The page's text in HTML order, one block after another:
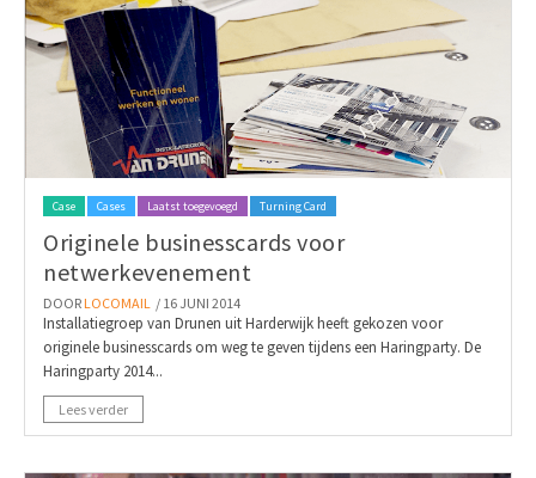
Case Cases Laatst toegevoegd Turning Card
Originele businesscards voor
netwerkevenement
DOOR LOCOMAIL / 16 JUNI 2014
Installatiegroep van Drunen uit Harderwijk heeft gekozen voor
originele businesscards om weg te geven tijdens een Haringparty. De
Haringparty 2014...
Lees verder